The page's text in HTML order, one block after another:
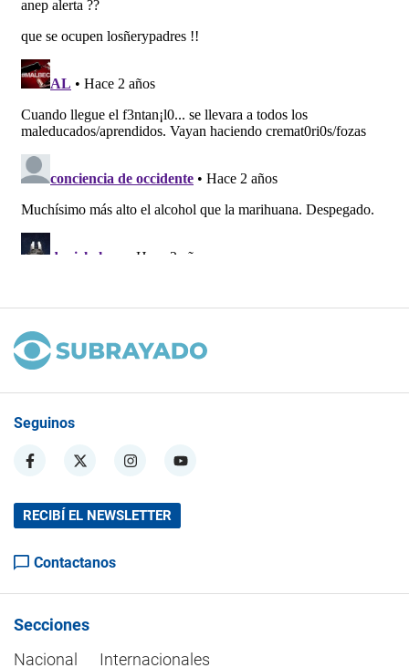
Seguinos
RECIBÍ EL NEWSLETTER
Contactanos
Secciones
Nacional
Internacionales